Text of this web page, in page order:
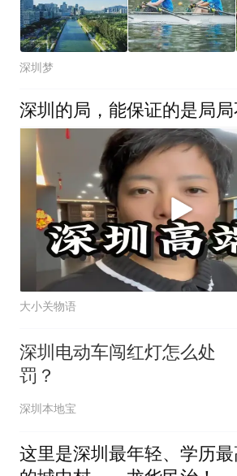
深圳梦
深圳的局，能保证的是局局
大小关物语
深圳电动车闯红灯怎么处
罚？
深圳本地宝
这里是深圳最年轻、学历